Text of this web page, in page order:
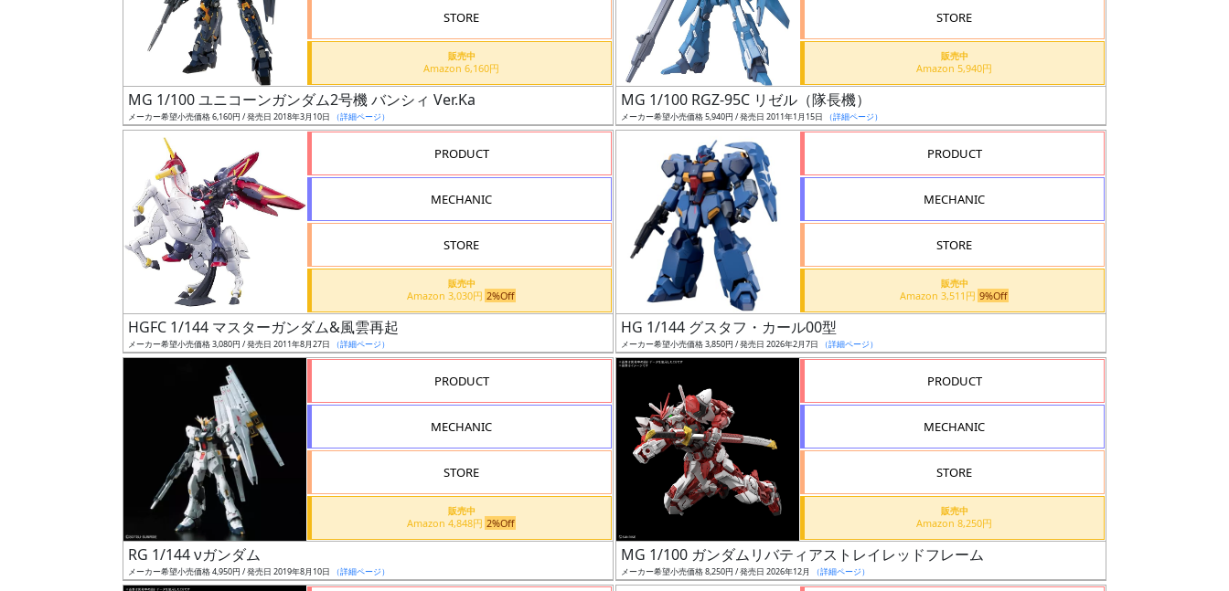
STORE
販売中
Amazon 6,160円
MG 1/100 ユニコーンガンダム2号機 バンシィ Ver.Ka
メーカー希望小売価格 6,160円 / 発売日 2018年3月10日 （詳細ページ）
STORE
販売中
Amazon 5,940円
MG 1/100 RGZ-95C リゼル（隊長機）
メーカー希望小売価格 5,940円 / 発売日 2011年1月15日 （詳細ページ）
PRODUCT
MECHANIC
STORE
販売中
Amazon 3,030円 2%Off
HGFC 1/144 マスターガンダム&風雲再起
メーカー希望小売価格 3,080円 / 発売日 2011年8月27日 （詳細ページ）
PRODUCT
MECHANIC
STORE
販売中
Amazon 3,511円 9%Off
HG 1/144 グスタフ・カール00型
メーカー希望小売価格 3,850円 / 発売日 2026年2月7日 （詳細ページ）
PRODUCT
MECHANIC
STORE
販売中
Amazon 4,848円 2%Off
RG 1/144 νガンダム
メーカー希望小売価格 4,950円 / 発売日 2019年8月10日 （詳細ページ）
PRODUCT
MECHANIC
STORE
販売中
Amazon 8,250円
MG 1/100 ガンダムリバティアストレイレッドフレーム
メーカー希望小売価格 8,250円 / 発売日 2026年12月 （詳細ページ）